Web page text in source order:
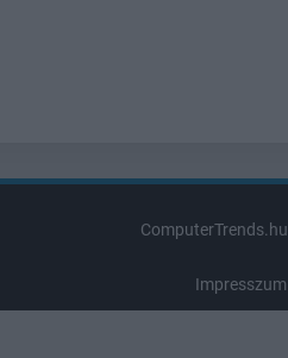
ComputerTrends.hu
Impresszum